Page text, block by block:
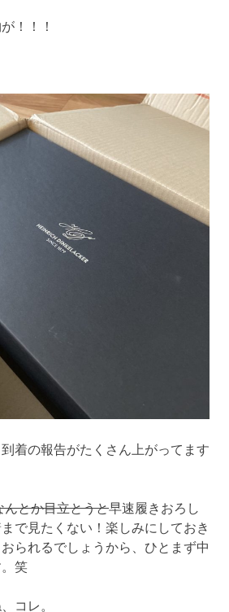
！！！
着の報告がたくさん上がってます
んとか目立とうと早速履きおろし
で見たくない！楽しみにしておき
られるでしょうから、ひとまず中
笑
コレ。